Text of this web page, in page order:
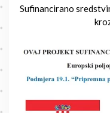
Sufinancirano